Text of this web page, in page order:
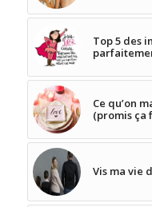
Top 5 des
Ce qu’on
(promis ça
Vis ma vie